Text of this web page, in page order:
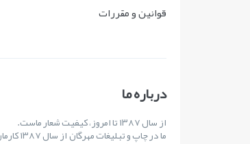
قوانين و مقررات
درباره ما
از سال ۱۳۸۷ تا امروز، کیفیت شعار ماست.
ما در